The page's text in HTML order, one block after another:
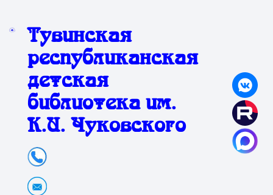
Тувинская
республиканская
детская
библиотека им.
К.И. Чуковского